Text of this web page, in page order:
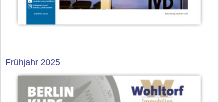
Frühjahr 2025